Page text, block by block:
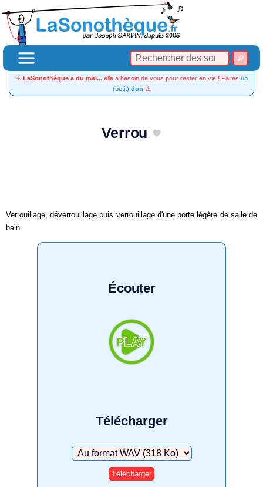
⚠️ LaSonothèque a du mal... elle a besoin de vous pour rester en vie ! Faites un
(petit) don ⚠️
Verrou
Verrouillage, déverrouillage puis verrouillage d'une porte légère de salle de
bain.
Écouter
Télécharger
Télécharger